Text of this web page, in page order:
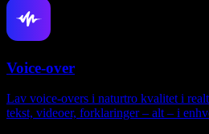
Voice-over
Lav voice-overs i naturtro kvalitet i
tekst, videoer, forklaringer – alt – i